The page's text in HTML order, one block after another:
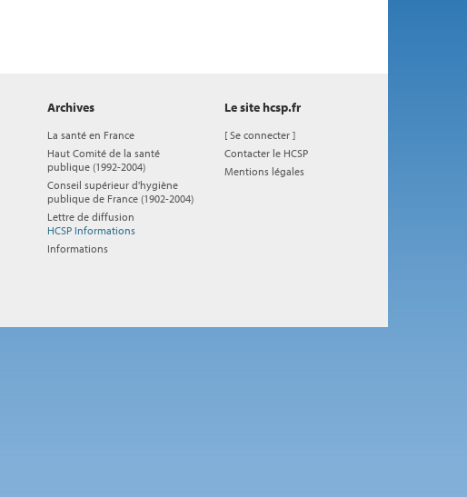
Archives
La santé en France
Haut Comité de la santé
publique (1992-2004)
Conseil supérieur d'hygiène
publique de France (1902-2004)
Lettre de diffusion
HCSP Informations
Informations
Le site hcsp.fr
[Se connecter ]
Contacter le HCSP
Mentions légales